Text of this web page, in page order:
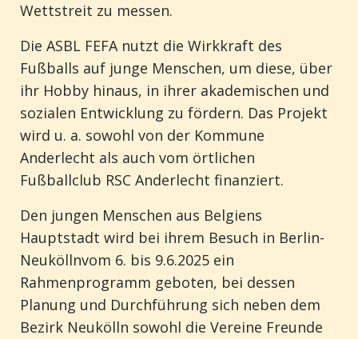
Wettstreit zu messen.
Die ASBL FEFA nutzt die Wirkkraft des
Fußballs auf junge Menschen, um diese, über
ihr Hobby hinaus, in ihrer akademischen und
sozialen Entwicklung zu fördern. Das Projekt
wird u. a. sowohl von der Kommune
Anderlecht als auch vom örtlichen
Fußballclub RSC Anderlecht finanziert.
Den jungen Menschen aus Belgiens
Hauptstadt wird bei ihrem Besuch in Berlin-
Neuköllnvom 6. bis 9.6.2025 ein
Rahmenprogramm geboten, bei dessen
Planung und Durchführung sich neben dem
Bezirk Neukölln sowohl die Vereine Freunde